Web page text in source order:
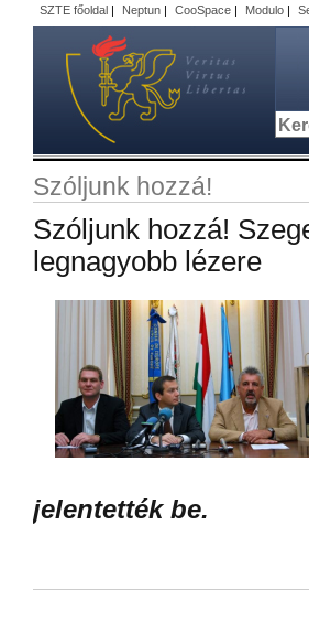
SZTE főoldal | Neptun | CooSpace | Modulo |
Szóljunk hozzá!
Szóljunk hozzá!
legnagyobb lézere
jelentették be.